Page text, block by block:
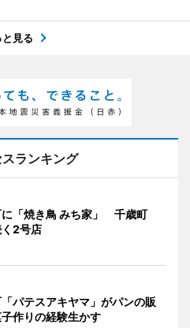
と見る
ランキング
に「焼き鳥 みち家」 千歳町
く2号店
パテスアキヤマ」がパンの販
作りの経験生かす